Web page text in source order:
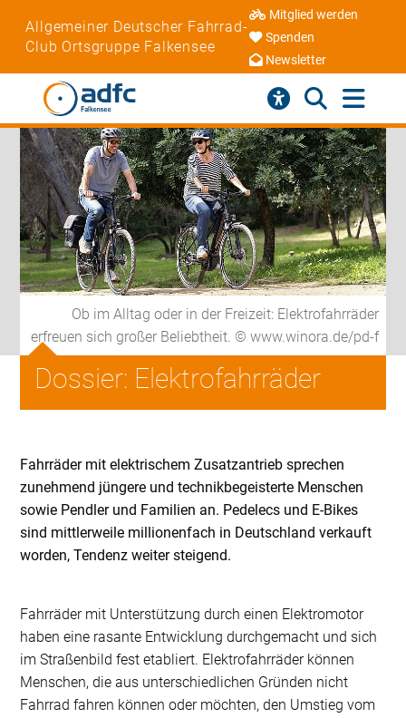
Allgemeiner Deutscher Fahrrad-
Club Ortsgruppe Falkensee
Mitglied werden
Spenden
Newsletter
Ob im Alltag oder in der Freizeit: Elektrofahrräder
erfreuen sich großer Beliebtheit. © www.winora.de/pd-f
Dossier: Elektrofahrräder
Fahrräder mit elektrischem Zusatzantrieb sprechen
zunehmend jüngere und technikbegeisterte Menschen
sowie Pendler und Familien an. Pedelecs und E-Bikes
sind mittlerweile millionenfach in Deutschland verkauft
worden, Tendenz weiter steigend.
Fahrräder mit Unterstützung durch einen Elektromotor
haben eine rasante Entwicklung durchgemacht und sich
im Straßenbild fest etabliert. Elektrofahrräder können
Menschen, die aus unterschiedlichen Gründen nicht
Fahrrad fahren können oder möchten, den Umstieg vom